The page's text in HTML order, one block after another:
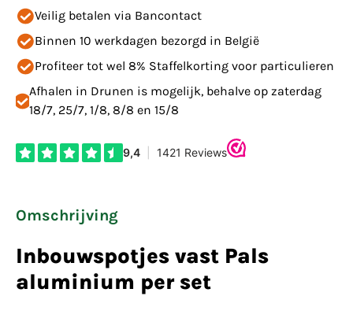
Veilig betalen via Bancontact
Binnen 10 werkdagen bezorgd in België
Profiteer tot wel 8% Staffelkorting voor particulieren
Afhalen in Drunen is mogelijk, behalve op zaterdag
18/7, 25/7, 1/8, 8/8 en 15/8
Omschrijving
Inbouwspotjes vast Pals
aluminium per set